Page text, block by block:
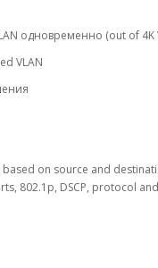
одновременно (out of 4K
VLAN
on source and
802.1p, DSCP, protocol